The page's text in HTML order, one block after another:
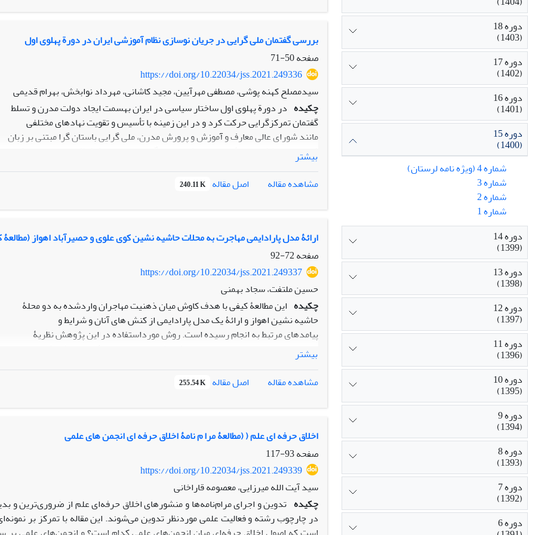
مصلحت دولت و آزادی و عدالتی که در انقلاب مطالبه می‌شده، تنش وجود
بررسی گفتمان ملی گرایی در جریان نوسازی نظام آموزشی ایران در دورة پهلوی اول
صفحه50-71
https://doi.org/10.22034/jss.2021.249336
سیدمصلح کهنه پوشی، مصطفی مهرآیین، مجید کاشانی، مهرداد نوابخش، بهرام قدیمی
چکیده در دورة پهلوی اول ساختار سیاسی در ایران بهسمت ایجاد دولت مدرن و تسلط
گفتمان تمرکزگرایی حرکت کرد و در این زمینه با تأسیس و تقویت نهادهای مختلفی
مانند شورای عالی معارف و آموزش و پرورش مدرن، ملی گرایی باستان گرا مبتنی بر زبان
فارسی مسلط شد. مقالۀ حاضر با روش تحلیل گفتمان انتقادی فرکلاف، مصوبات این شورا
افشای
لایه های پنهان و ایدئولوژیک این مصوبات، به تحلیل گفتمان مل یگرایی در جریان
نوسازی نظام آموزش و پرورش پرداخته و مؤلف ههای ملی گرایی فرهنگی مبتنی بر یک
نژاد و زبان را بررسی کرده است. براساس نتایج تحقیق م یتوان گفت که نوسازی نظام
گذشته از طریق تاریخ سازی و با بهره گیری از مفاهیمی مانند باستان گرایی و نژادگرایی از
طریق استراتژ یهای طرد و ادغام تلاش کرد تا وحدت ملی مدنظر مل یگرایان را در شکل
یکسان سازی محقق سازد و کثرت فرهنگی موجود در ایران را انکار و تنوع قومی و زبانی
را تضعیف کند.
بیشتر
مشاهده مقاله
اصل مقاله 240.11 K
ارائۀ مدل پارادایمی مهاجرت به محلات حاشیه نشین کوی علوی و حصیرآباد اهواز
صفحه72-92
https://doi.org/10.22034/jss.2021.249337
حسین ملتفت، سجاد بهمنی
چکیده این مطالعۀ کیفی با هدف کاوش میان ذهنیت مهاجران واردشده به دو محلۀ
حاشیه نشین اهواز و ارائۀ یک مدل پارادایمی از کنش های آنان و شرایط و
پیامدهای مرتبط به انجام رسیده است. روش مورداستفاده در این پژوهش نظریۀ
داد هبنیاد بوده است. داد ههای این پژوهش از طریق مصاحبۀ عمیق و شیوة
نمونه گیری هدفمند نظری در شهر اهواز گردآوری و جهت تحلیل داد هها از پنج
شیوة کدگذاری باز، توسعۀ مفاهیم، وارد کردن زمینه، وارد کردن فرایند و
یکپارچه سازی مقولات استفاده شد. داده های گردآور یشده در قالب شش مقولۀ
عمده و یک مقولۀ هسته کدگذاری و تحلیل شدند. مدل پارادایمی ارائ هشده
رسانۀ شهرگرا، آرمان گرایی و ایدئالیسم، دگرگونی ایستارها و نگرش ها؛ در بخش
کنش- تعامل شامل مهاجرت در جهت راح تطلبی مصر فگرایانه/ شغلی؛ و در
بخش پیامد شامل تقویت اقتصاد غیررسمی است که حول یک مقولۀ هسته به نام
مهاجرت به مثابۀ کنشی افق گشایانه شکل گرفته اند.
بیشتر
مشاهده مقاله
اصل مقاله 255.54 K
اخلاق حرفه ای علم ( (مطالعۀ مرا م نامۀ اخلاق حرفه ای انجمن های علمی
صفحه93-117
https://doi.org/10.22034/jss.2021.249339
سید آیت الله میرزایی، معصومه قاراخانی
چکیده تدوین و اجرای مرام‌نامه‌ها و منشورهای اخلاق حرفه‌ای علم از ضروری‌ترین و
در چارچوب رشته و فعالیت علمی موردنظر تدوین می‌شوند. این مقاله با تمرکز بر
دوره 18
(1403)
دوره 17
(1402)
دوره 16
(1401)
دوره 15
(1400)
شماره 4 (ویژه نامه لرستان)
شماره 3
شماره 2
شماره 1
دوره 14
(1399)
دوره 13
(1398)
دوره 12
(1397)
دوره 11
(1396)
دوره 10
(1395)
دوره 9
(1394)
دوره 8
(1393)
دوره 7
(1392)
دوره 6